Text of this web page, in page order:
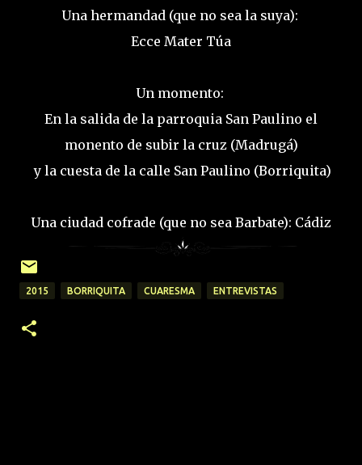
Una hermandad (que no sea la suya):
Ecce Mater Túa
Un momento:
En la salida de la parroquia San Paulino el
monento de subir la cruz (Madrugá)
y la cuesta de la calle San Paulino (Borriquita)
Una ciudad cofrade (que no sea Barbate): Cádiz
2015 BORRIQUITA CUARESMA ENTREVISTAS